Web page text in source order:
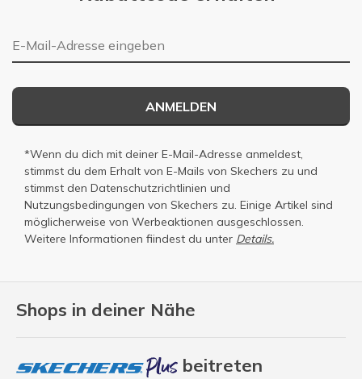
Shops in deiner Nähe
beitreten
E-Mail-Adresse
ANMELDEN
*Wenn du dich mit deiner E-Mail-Adresse anmeldest,
stimmst du dem Erhalt von E-Mails von Skechers zu und
stimmst den Datenschutzrichtlinien und
Nutzungsbedingungen von Skechers zu. Einige Artikel sind
möglicherweise von Werbeaktionen ausgeschlossen.
Weitere Informationen fiindest du unter Details.